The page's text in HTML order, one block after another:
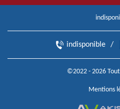
indisponible /
©2022 - 2026
Mentions